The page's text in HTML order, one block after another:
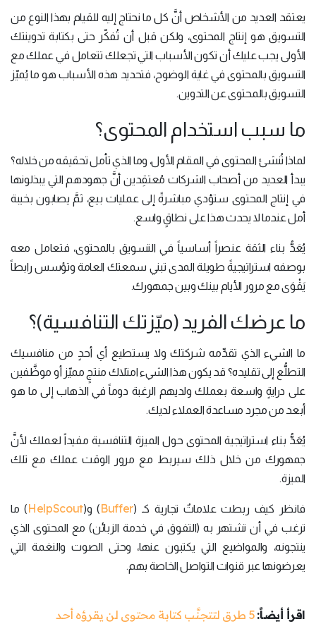
يعتقد العديد من الأشخاص أنَّ كل ما نحتاج إليه للقيام بهذا النوع من
التسويق هو إنتاج المحتوى، ولكن قبل أن تُفكّر حتى بكتابة تدوينتك
الأولى يجب عليك أن تكون الأسباب التي تجعلك تتعامل في عملك مع
التسويق بالمحتوى في غاية الوضوح، فتحديد هذه الأسباب هو ما يُميّز
التسويق بالمحتوى عن التدوين.
ما سبب استخدام المحتوى؟
لماذا تُنشئ المحتوى في المقام الأول، وما الذي تأمل تحقيقه من خلاله؟
يبدأ العديد من أصحاب الشركات مُعتقِدين أنَّ جهودهم التي يبذلونها
في إنتاج المحتوى ستؤدي مباشرةً إلى عمليات بيع، ثمَّ يصابون بخيبة
أمل عندما لا يحدث هذا على نطاقٍ واسع.
يُعَدُّ بناء الثقة عنصراً أساسياً في التسويق بالمحتوى، فتعامل معه
بوصفه استراتيجيةً طويلة المدى تبني سمعتك العامة وتؤسس رابطاً
يَقْوَى مع مرور الأيام بينك وبين جمهورك.
ما عرضك الفريد (ميّزتك التنافسية)؟
ما الشيء الذي تقدِّمه شركتك ولا يستطيع أي أحدٍ من منافسيك
التطلُّع إلى تقليده؟ قد يكون هذا الشيء امتلاك منتجٍ مميّز أو موظَّفين
على درايةٍ واسعة بعملك ولديهم الرغبة دوماً في الذهاب إلى ما هو
أبعد من مجرد مساعدة العملاء لديك.
يُعَدُّ بناء استراتيجية المحتوى حول الميزة التنافسية مفيداً لعملك لأنَّ
جمهورك من خلال ذلك سيربط مع مرور الوقت عملك مع تلك
الميزة.
فانظر كيف ربطت علاماتٌ تجارية كـ (Buffer) و(HelpScout) ما
ترغب في أن تشتهر به (التفوق في خدمة الزبائن) مع المحتوى الذي
ينتجونه، والمواضيع التي يكتبون عنها، وحتى الصوت والنغمة التي
يعرضونها عبر قنوات التواصل الخاصة بهم.
اقرأ أيضاً: 5 طرق لتتجنَّب كتابة محتوى لن يقرؤه أحد